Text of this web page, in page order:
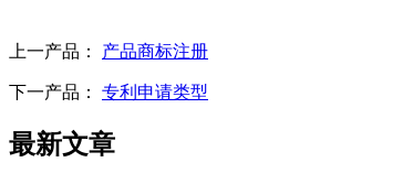
上一产品： 产品商标注册
下一产品： 专利申请类型
最新文章